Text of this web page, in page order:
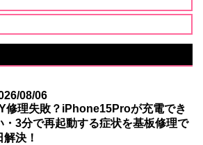
08/06
修理失敗？iPhone15Proが充電でき
・3分で再起動する症状を基板修理で
解決！